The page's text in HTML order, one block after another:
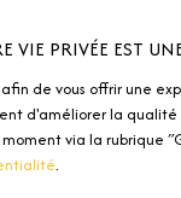
Robert
Metz
VIE PRIVÉE EST
afin de vous offrir une
d'améliorer la qualité
via la rubrique
.